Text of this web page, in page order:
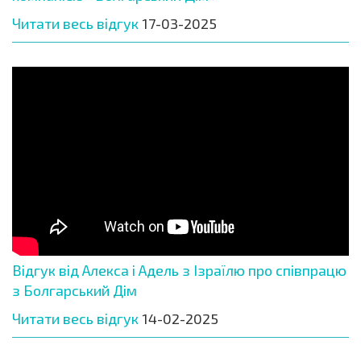
Читати весь відгук 17-03-2025
Відгук від Алекса і Адель з Ізраїлю про співпрацю
з Болгарський Дім
Читати весь відгук 14-02-2025